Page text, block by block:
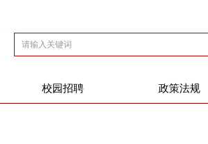
校园招聘 政策法规